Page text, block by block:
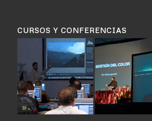
CURSOS Y CONFERENCIAS